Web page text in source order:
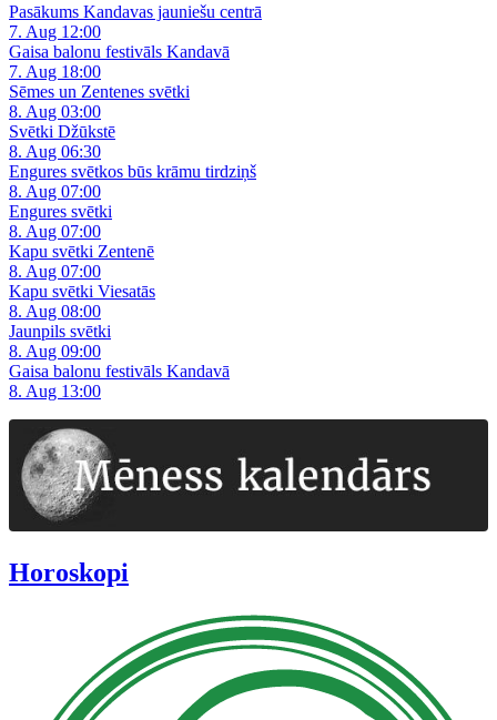
Pasākums Kandavas jauniešu centrā
7. Aug 12:00
Gaisa balonu festivāls Kandavā
7. Aug 18:00
Sēmes un Zentenes svētki
8. Aug 03:00
Svētki Džūkstē
8. Aug 06:30
Engures svētkos būs krāmu tirdziņš
8. Aug 07:00
Engures svētki
8. Aug 07:00
Kapu svētki Zentenē
8. Aug 07:00
Kapu svētki Viesatās
8. Aug 08:00
Jaunpils svētki
8. Aug 09:00
Gaisa balonu festivāls Kandavā
8. Aug 13:00
Horoskopi